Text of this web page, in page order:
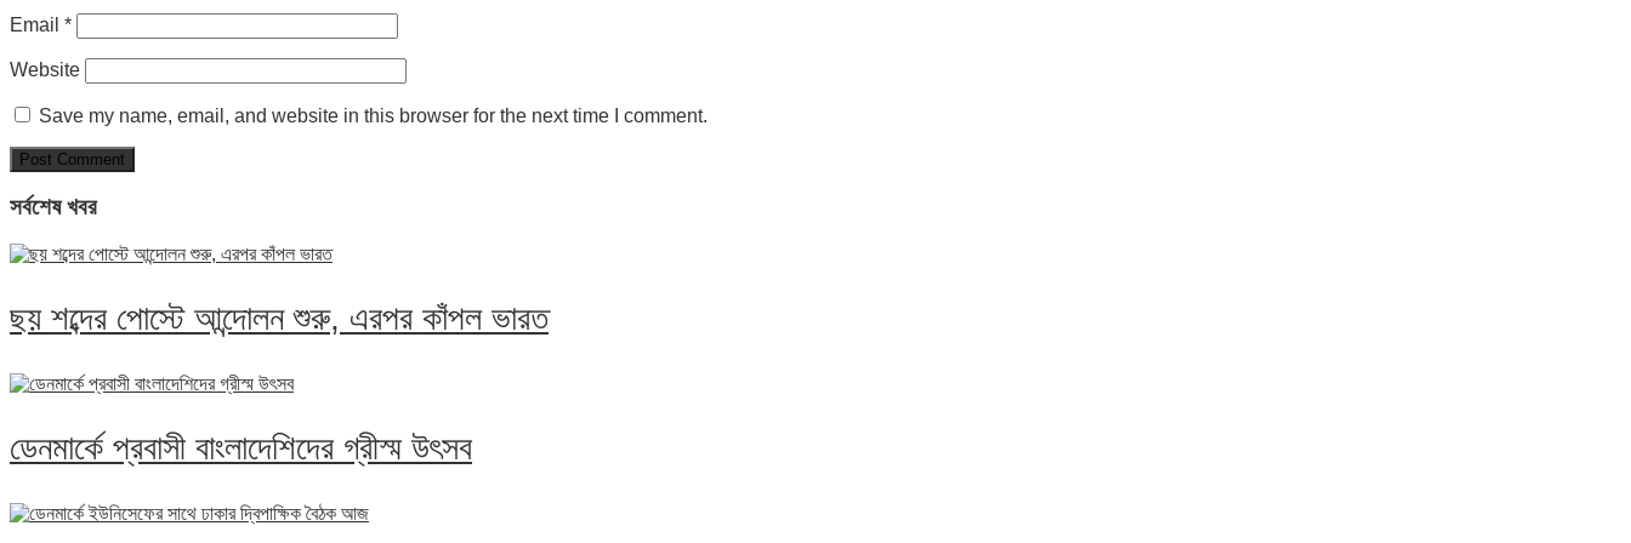
Email *
Website
Save my name, email, and website in this browser for the next time I comment.
সর্বশেষ খবর
ছয় শব্দের পোস্টে আন্দোলন শুরু, এরপর কাঁপল ভারত
ডেনমার্কে প্রবাসী বাংলাদেশিদের গ্রীস্ম উৎসব